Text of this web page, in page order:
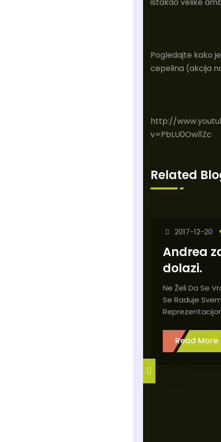
istakao velike
Pogledajte kako
cepelina (akcija
http://
v=PbLU0Owl1Zc
Related
2017-12-20
Andrea
dolazi.
Ne Želi Da Se
Se Raduje
Read More